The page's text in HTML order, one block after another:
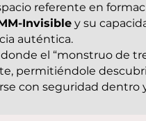
referente en
Invisible y su
auténtica.
el “monstruo de
permitiéndole
con seguridad dentro